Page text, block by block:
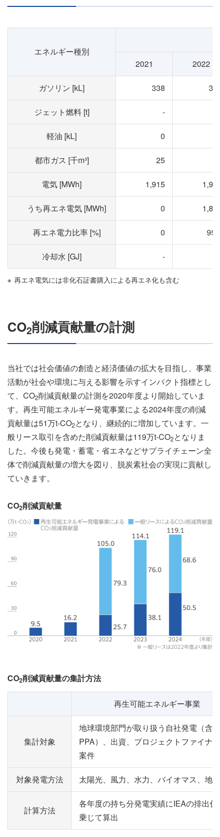
エネルギー種別
2021
2022
ガソリン [kL] 338
ジェット燃料 [t] -
軽油 [kL] 0
都市ガス [千m³] 25
電気 [MWh] 1,915
うち再エネ電気 [MWh] 0
再エネ電力比率 [%] 0
冷却水 [GJ] -
※ 再エネ電気には非化石証書購入による再エネ化も含む
CO2削減貢献量の計測
当社では社会価値の創造と経済価値の拡大を目指し、事業
活動が社会や環境に与える影響を示すインパクト指標とし
て、CO2削減貢献量の計測を2020年度より開始していま
す。再生可能エネルギー発電事業による2024年度の削減
貢献量は51万t-CO2となり、継続的に増加しています。一
般リース取引を含めた削減貢献量は119万t-CO2となりま
した。今後も発電・蓄電・省エネなどサプライチェーン全
体で削減貢献量の増大を図り、脱炭素社会の実現に貢献し
ていきます。
CO2削減貢献量
CO2削減貢献量の集計方法
再生可能エネルギー事業
集計対象
地球環境部門が取り扱う自社発電（含む
PPA）、出資、プロジェクトファイナ
案件
対象発電方法 太陽光、風力、水力、バイオマス、地熱
計算方法
各年度の持ち分発電実績にIEAの排出係
乗じて算出